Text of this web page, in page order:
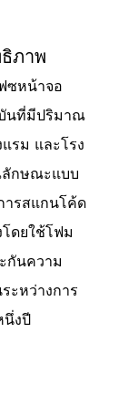
ภาพ
ซหน้าจอ
นที่มีปริมาณ
รม และโรง
กษณะแบบ
ารสแกนโค้ด
ดยใช้โฟม
กันความ
ะหว่างการ
นึ่งปี